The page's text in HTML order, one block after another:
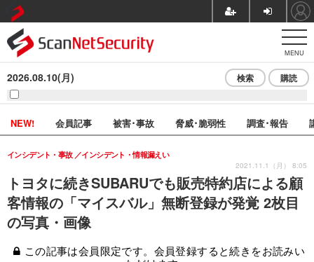
MENU
2026.08.10(月) 検索 購読
NEW! 会員記事 被害･事故 脅威･脆弱性 調査･報告
トヨタに続きSUBARUでも販売特約店による顧
客情報の「マイスバル」無断登録が発覚 2枚目
の写真・画像
インシデント・事故 インシデント・情報漏えい
2021.11.1（月） 8:05
この記事は会員限定です。会員登録すると続きをお読みい